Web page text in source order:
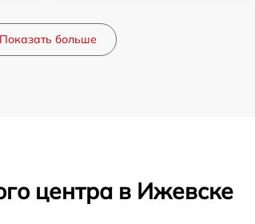
Показать больше
центра в Ижевске